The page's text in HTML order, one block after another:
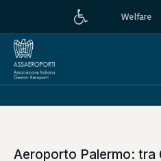
Welfare
Aeroporto Palermo: tra